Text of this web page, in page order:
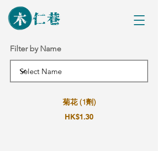
Filter by Name
菊花 (1劑)
HK$1.30